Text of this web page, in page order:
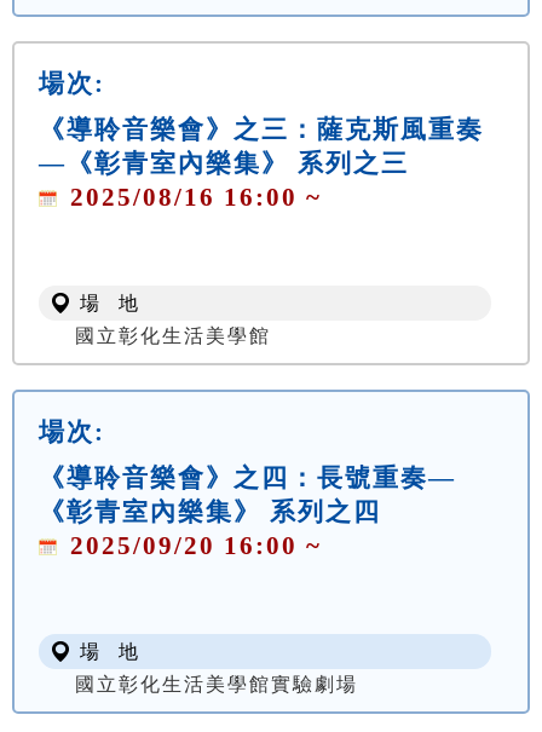
場次:
《導聆音樂會》之三：薩克斯風重奏
—《彰青室內樂集》 系列之三
2025/08/16 16:00 ~
場 地
國立彰化生活美學館
場次:
《導聆音樂會》之四：長號重奏—
《彰青室內樂集》 系列之四
2025/09/20 16:00 ~
場 地
國立彰化生活美學館實驗劇場